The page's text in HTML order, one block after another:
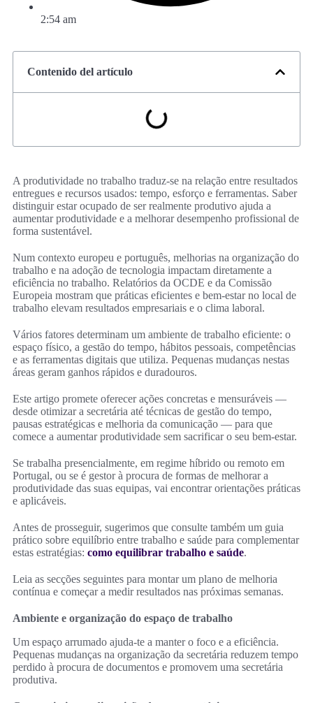
2:54 am
Contenido del artículo
A produtividade no trabalho traduz-se na relação entre resultados
entregues e recursos usados: tempo, esforço e ferramentas. Saber
distinguir estar ocupado de ser realmente produtivo ajuda a
aumentar produtividade e a melhorar desempenho profissional de
forma sustentável.
Num contexto europeu e português, melhorias na organização do
trabalho e na adoção de tecnologia impactam diretamente a
eficiência no trabalho. Relatórios da OCDE e da Comissão
Europeia mostram que práticas eficientes e bem-estar no local de
trabalho elevam resultados empresariais e o clima laboral.
Vários fatores determinam um ambiente de trabalho eficiente: o
espaço físico, a gestão do tempo, hábitos pessoais, competências
e as ferramentas digitais que utiliza. Pequenas mudanças nestas
áreas geram ganhos rápidos e duradouros.
Este artigo promete oferecer ações concretas e mensuráveis —
desde otimizar a secretária até técnicas de gestão do tempo,
pausas estratégicas e melhoria da comunicação — para que
comece a aumentar produtividade sem sacrificar o seu bem-estar.
Se trabalha presencialmente, em regime híbrido ou remoto em
Portugal, ou se é gestor à procura de formas de melhorar a
produtividade das suas equipas, vai encontrar orientações práticas
e aplicáveis.
Antes de prosseguir, sugerimos que consulte também um guia
prático sobre equilíbrio entre trabalho e saúde para complementar
estas estratégias: como equilibrar trabalho e saúde.
Leia as secções seguintes para montar um plano de melhoria
contínua e começar a medir resultados nas próximas semanas.
Ambiente e organização do espaço de trabalho
Um espaço arrumado ajuda-te a manter o foco e a eficiência.
Pequenas mudanças na organização da secretária reduzem tempo
perdido à procura de documentos e promovem uma secretária
produtiva.